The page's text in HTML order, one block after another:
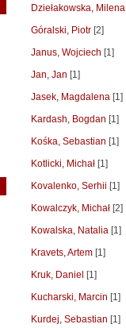
Dziełakowska, Milena
Góralski, Piotr [2]
Janus, Wojciech [1]
Jan, Jan [1]
Jasek, Magdalena [1]
Kardash, Bogdan [1]
Kośka, Sebastian [1]
Kotlicki, Michał [1]
Kovalenko, Serhii [1]
Kowalczyk, Michał [2]
Kowalska, Natalia [1]
Kravets, Artem [1]
Kruk, Daniel
[1]
Kucharski, Marcin [1]
Kurdej, Sebastian [1]